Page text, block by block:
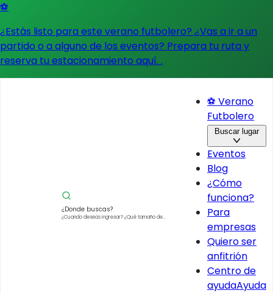
⚽
¿Estás listo para este verano futbolero? ¿Vas a ir a un
partido o a alguno de los eventos? Prepara tu ruta y
reserva tu estacionamiento aquí. .
¿Donde buscas?
¿Cuando deseas ingresar?¿Qué tamaño de
⚽ Verano
Futbolero
Buscar lugar
Eventos
Blog
¿Cómo
funciona?
Para
empresas
Quiero ser
anfitrión
Centro de
ayudaAyuda